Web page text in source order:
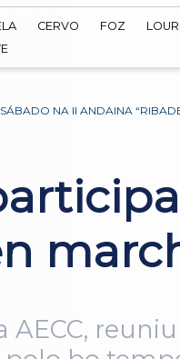
CERVO FOZ
NA II ANDAINA